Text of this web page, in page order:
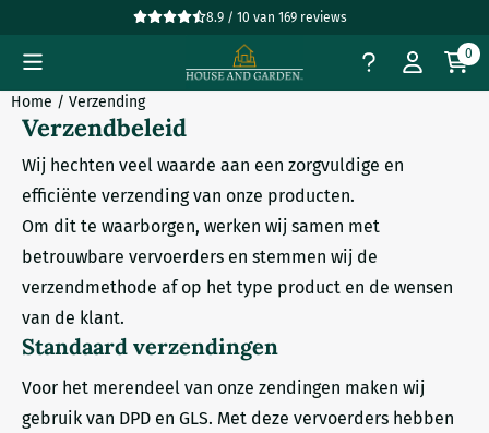
Cookievoorkeuren zijn beschikbaar. Kies instellingen of sta
8.9 / 10 van169 reviews
0
Home / Verzending
Verzendbeleid
Wij hechten veel waarde aan een zorgvuldige en
efficiënte verzending van onze producten.
Om dit te waarborgen, werken wij samen met
betrouwbare vervoerders en stemmen wij de
verzendmethode af op het type product en de wensen
van de klant.
Standaard verzendingen
Voor het merendeel van onze zendingen maken wij
gebruik van DPD en GLS. Met deze vervoerders hebben